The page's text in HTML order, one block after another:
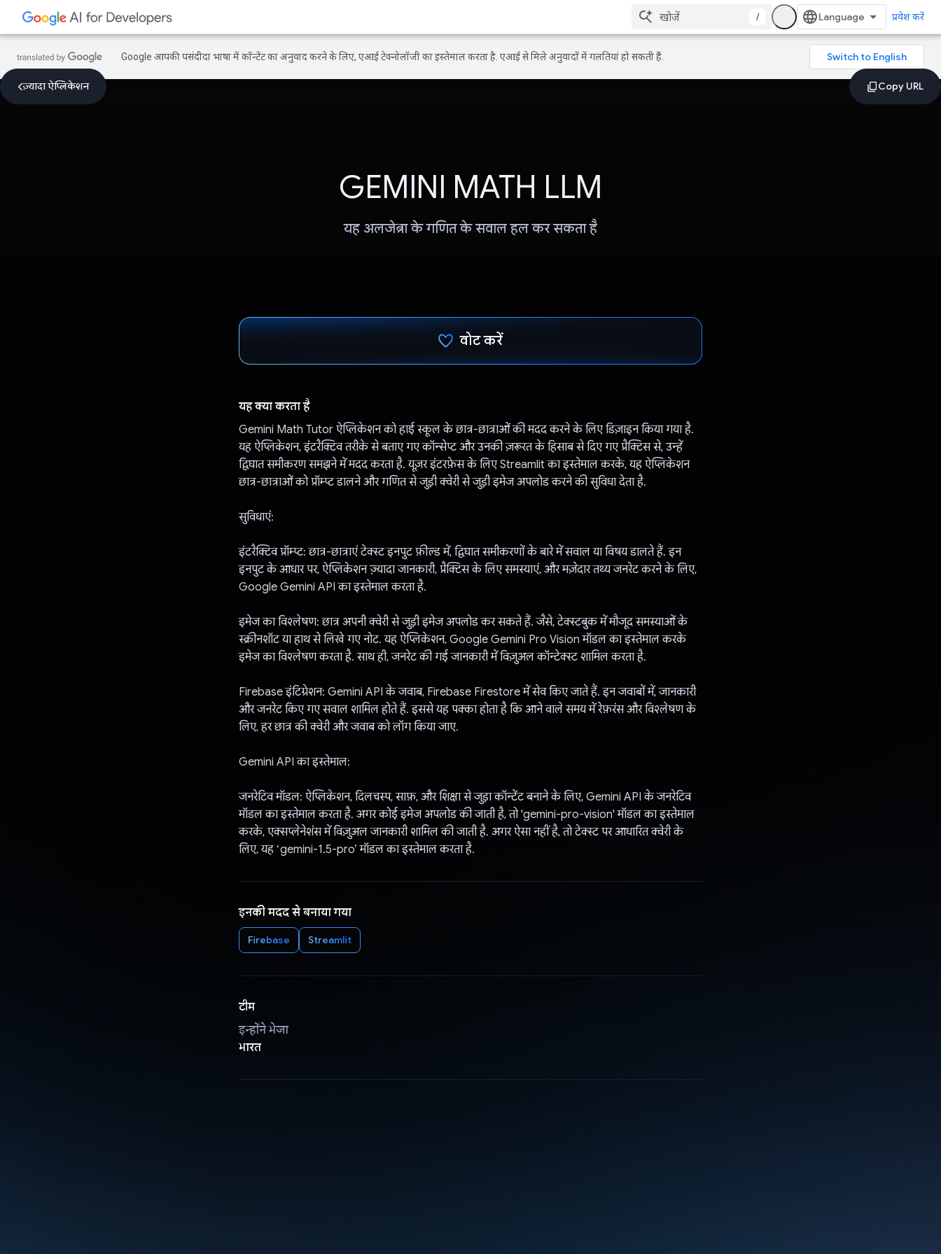
/ प्रवेश करें
Google आपकी पसंदीदा भाषा में कॉन्टेंट का अनुवाद करने के लिए, एआई टेक्नोलॉजी का इस्तेमाल करता है. एआई से मिले अनुवादों में गलतियां हो सकती हैं.
ज़्यादा ऐप्लिकेशन
GEMINI MATH LLM
यह अलजेब्रा के गणित के सवाल हल कर सकता है
वोट करें
यह क्या करता है
Gemini Math Tutor ऐप्लिकेशन को हाई स्कूल के छात्र-छात्राओं की मदद करने के लिए डिज़ाइन किया गया है.
यह ऐप्लिकेशन, इंटरैक्टिव तरीके से बताए गए कॉन्सेप्ट और उनकी ज़रूरत के हिसाब से दिए गए प्रैक्टिस से, उन्हें
द्विघात समीकरण समझने में मदद करता है. यूज़र इंटरफ़ेस के लिए Streamlit का इस्तेमाल करके, यह ऐप्लिकेशन
छात्र-छात्राओं को प्रॉम्प्ट डालने और गणित से जुड़ी क्वेरी से जुड़ी इमेज अपलोड करने की सुविधा देता है.
सुविधाएं:
इंटरैक्टिव प्रॉम्प्ट: छात्र-छात्राएं टेक्स्ट इनपुट फ़ील्ड में, द्विघात समीकरणों के बारे में सवाल या विषय डालते हैं. इन
इनपुट के आधार पर, ऐप्लिकेशन ज़्यादा जानकारी, प्रैक्टिस के लिए समस्याएं, और मज़ेदार तथ्य जनरेट करने के लिए,
Google Gemini API का इस्तेमाल करता है.
इमेज का विश्लेषण: छात्र अपनी क्वेरी से जुड़ी इमेज अपलोड कर सकते हैं. जैसे, टेक्स्टबुक में मौजूद समस्याओं के
स्क्रीनशॉट या हाथ से लिखे गए नोट. यह ऐप्लिकेशन, Google Gemini Pro Vision मॉडल का इस्तेमाल करके
इमेज का विश्लेषण करता है. साथ ही, जनरेट की गई जानकारी में विज़ुअल कॉन्टेक्स्ट शामिल करता है.
Firebase इंटिग्रेशन: Gemini API के जवाब, Firebase Firestore में सेव किए जाते हैं. इन जवाबों में, जानकारी
और जनरेट किए गए सवाल शामिल होते हैं. इससे यह पक्का होता है कि आने वाले समय में रेफ़रंस और विश्लेषण के
लिए, हर छात्र की क्वेरी और जवाब को लॉग किया जाए.
Gemini API का इस्तेमाल:
जनरेटिव मॉडल: ऐप्लिकेशन, दिलचस्प, साफ़, और शिक्षा से जुड़ा कॉन्टेंट बनाने के लिए, Gemini API के जनरेटिव
मॉडल का इस्तेमाल करता है. अगर कोई इमेज अपलोड की जाती है, तो 'gemini-pro-vision' मॉडल का इस्तेमाल
करके, एक्सप्लेनेशंस में विज़ुअल जानकारी शामिल की जाती है. अगर ऐसा नहीं है, तो टेक्स्ट पर आधारित क्वेरी के
लिए, यह ‘gemini-1.5-pro’ मॉडल का इस्तेमाल करता है.
इनकी मदद से बनाया गया
Firebase Streamlit
टीम
इन्होंने भेजा
भारत